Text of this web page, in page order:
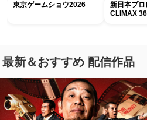
東京ゲームショウ2026
新日本プロ
CLIMAX 36
最新＆おすすめ 配信作品